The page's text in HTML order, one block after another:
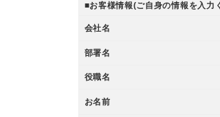
■お客様情報(ご自身の情報を入力
会社名
部署名
役職名
お名前